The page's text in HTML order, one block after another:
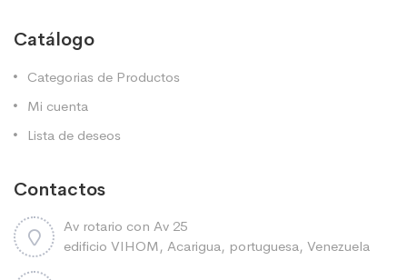
Catálogo
Categorias de Productos
Mi cuenta
Lista de deseos
Contactos
Av rotario con Av 25
edificio VIHOM, Acarigua, portuguesa, Venezuela